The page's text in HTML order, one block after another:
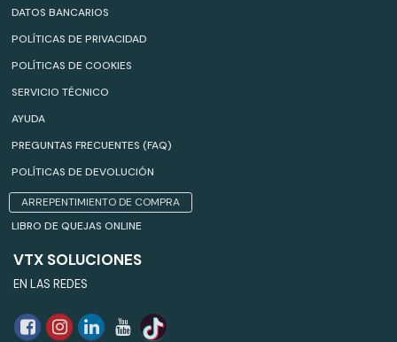
DATOS BANCARIOS
POLÍTICAS DE PRIVACIDAD
POLÍTICAS DE COOKIES
SERVICIO TÉCNICO
AYUDA
PREGUNTAS FRECUENTES (FAQ)
POLÍTICAS DE DEVOLUCIÓN
ARREPENTIMIENTO DE COMPRA
LIBRO DE QUEJAS ONLINE
VTX SOLUCIONES
EN LAS REDES